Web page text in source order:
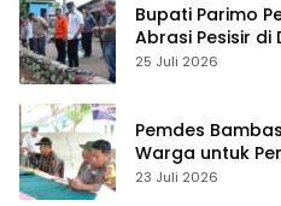
Bupati Parimo
Abrasi Pesisir di
25 Juli 2026
Pemdes
Warga untuk
23 Juli 2026